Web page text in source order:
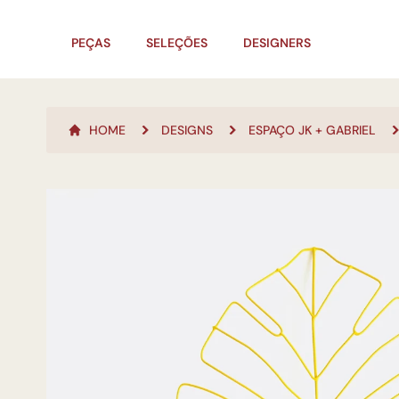
PEÇAS SELEÇÕES DESIGNERS
HOME DESIGNS ESPAÇO JK + GABRIEL